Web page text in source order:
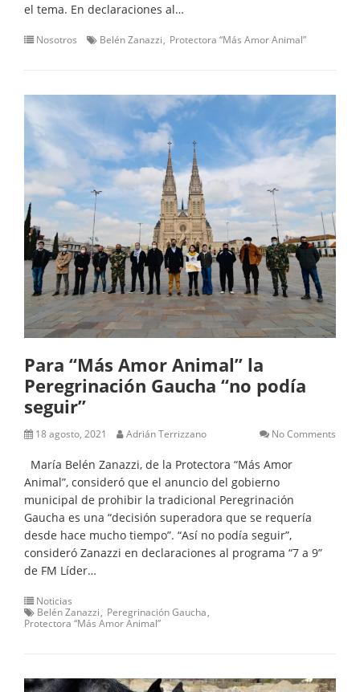
el tema. En declaraciones al…
Nosotros Belén Zanazzi Protectora “Más Amor Animal”
Para “Más Amor Animal” la
Peregrinación Gaucha “no podía
seguir”
18 agosto, 2021 Adrián Terrizzano No Comments
María Belén Zanazzi, de la Protectora “Más Amor
Animal”, consideró que el anuncio del gobierno
municipal de prohibir la tradicional Peregrinación
Gaucha es una “decisión superadora que se requería
desde hace mucho tiempo”. “Así no podía seguir”,
consideró Zanazzi en declaraciones al programa “7 a 9”
de FM Líder…
Noticias
Belén Zanazzi
Peregrinación Gaucha
Protectora “Más Amor Animal”